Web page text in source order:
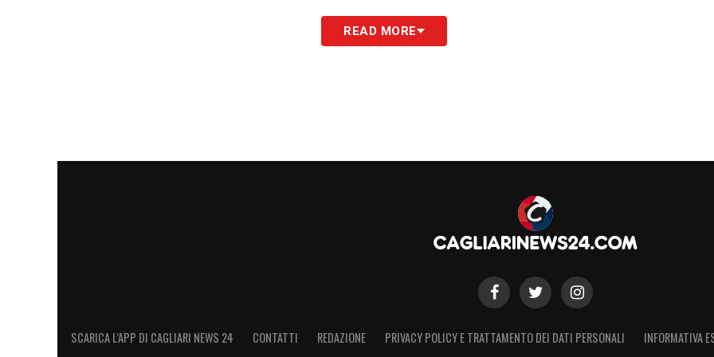
Un evento che unisce sport e comunità, offrendo ai tifosi la possibilità di vedere da vicino i
loro beniamini. L’assenza dei Nazionali comeIdrissie
READ MORE
SCARICA L’APP DI CAGLIARI NEWS 24 CONTATTI REDAZIONE PRIVACY POLICY E TRATTAMENTO DEI DATI PERSONALI INFORMATIVA